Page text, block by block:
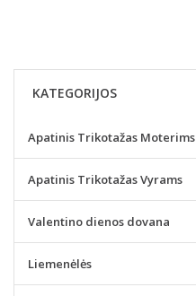
KATEGORIJOS
Apatinis Trikotažas Moterims
Apatinis Trikotažas Vyrams
Valentino dienos dovana
Liemenėlės